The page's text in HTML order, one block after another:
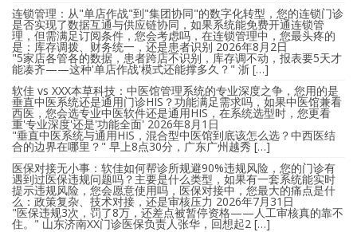
连锁管理：从"单店作战"到"集团协同"的数字化转型，您的连锁门诊
是否实现了数据互通与供应链协同，如果系统能免费开通连锁管
理，但需满足订阅条件，您会考虑吗，在连锁管理中，您最头疼的
是：库存调拨、财务统一，还是患者识别 2026年8月2日
"5家店各管各的数据，患者跨店不识别，库存调不动，报表要5天才
能凑齐——这种'单店作战'模式还能撑多久？" 浙 […]
软佳 vs XXX本草科技：中医馆管理系统的专业深度之争，您用的是
垂直中医系统还是通用门诊HIS？功能满足需求吗，如果中医馆兼看
西医，您会选专业中医软件还是通用HIS，在系统选型时，您更看
重'专业深度'还是'功能全面' 2026年8月1日
"垂直中医系统与通用HIS，混合型中医馆到底该怎么选？中西医结
合的边界在哪里？" 早上8点30分，广东广州越秀 […]
医保对接无小事：软佳如何帮诊所规避90%违规风险，您的门诊有
遇到过医保违规问题吗？主要是什么类型，如果有一套系统能实时
提示违规风险，您会愿意使用吗，医保对接中，您最大的痛点是什
么：政策复杂、技术对接，还是审核压力 2026年7月31日
"医保违规3次，罚了8万，还差点被暂停资格——人工审核真的靠不
住。" 山东济南XX门诊医保负责人张华，回想起2 […]